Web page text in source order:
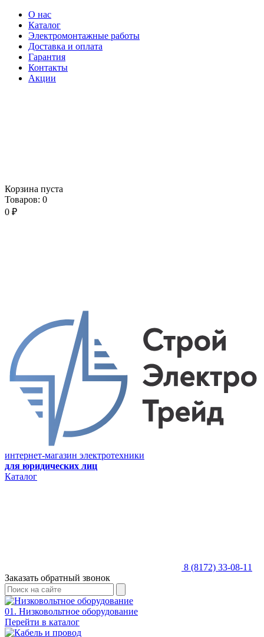
О нас
Каталог
Электромонтажные работы
Доставка и оплата
Гарантия
Контакты
Акции
Корзина пуста
Товаров: 0
0 ₽
интернет-магазин электротехники
для юридических лиц
Каталог
8 (8172) 33-08-11
Заказать обратный звонок
01. Низковольтное оборудование
Перейти в каталог